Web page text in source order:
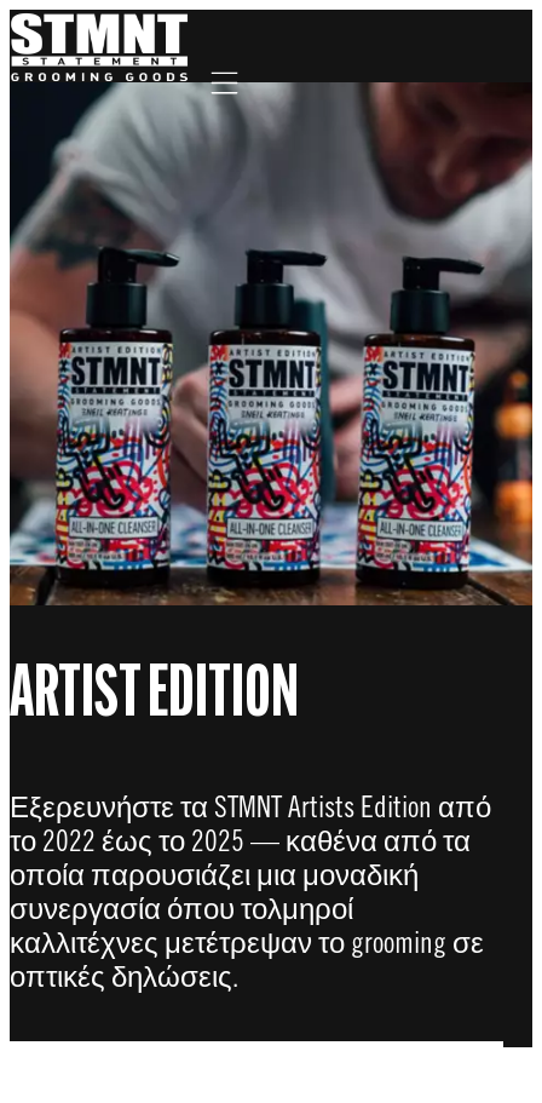
Mobile navigation
ARTIST EDITION
Εξερευνήστε τα STMNT Artists Edition από
το 2022 έως το 2025 — καθένα από τα
οποία παρουσιάζει μια μοναδική
συνεργασία όπου τολμηροί
καλλιτέχνες μετέτρεψαν το grooming σε
οπτικές δηλώσεις.